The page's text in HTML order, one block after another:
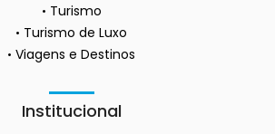
Turismo
Turismo de Luxo
Viagens e Destinos
Institucional